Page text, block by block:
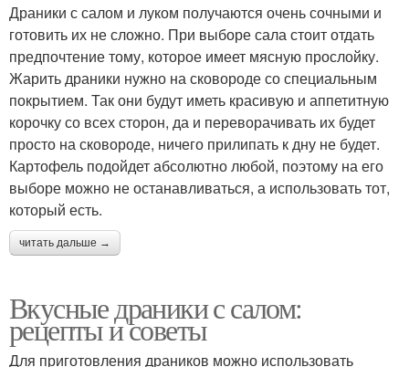
Драники с салом и луком получаются очень сочными и
готовить их не сложно. При выборе сала стоит отдать
предпочтение тому, которое имеет мясную прослойку.
Жарить драники нужно на сковороде со специальным
покрытием. Так они будут иметь красивую и аппетитную
корочку со всех сторон, да и переворачивать их будет
просто на сковороде, ничего прилипать к дну не будет.
Картофель подойдет абсолютно любой, поэтому на его
выборе можно не останавливаться, а использовать тот,
который есть.
читать дальше →
Вкусные драники с салом:
рецепты и советы
Для приготовления драников можно использовать